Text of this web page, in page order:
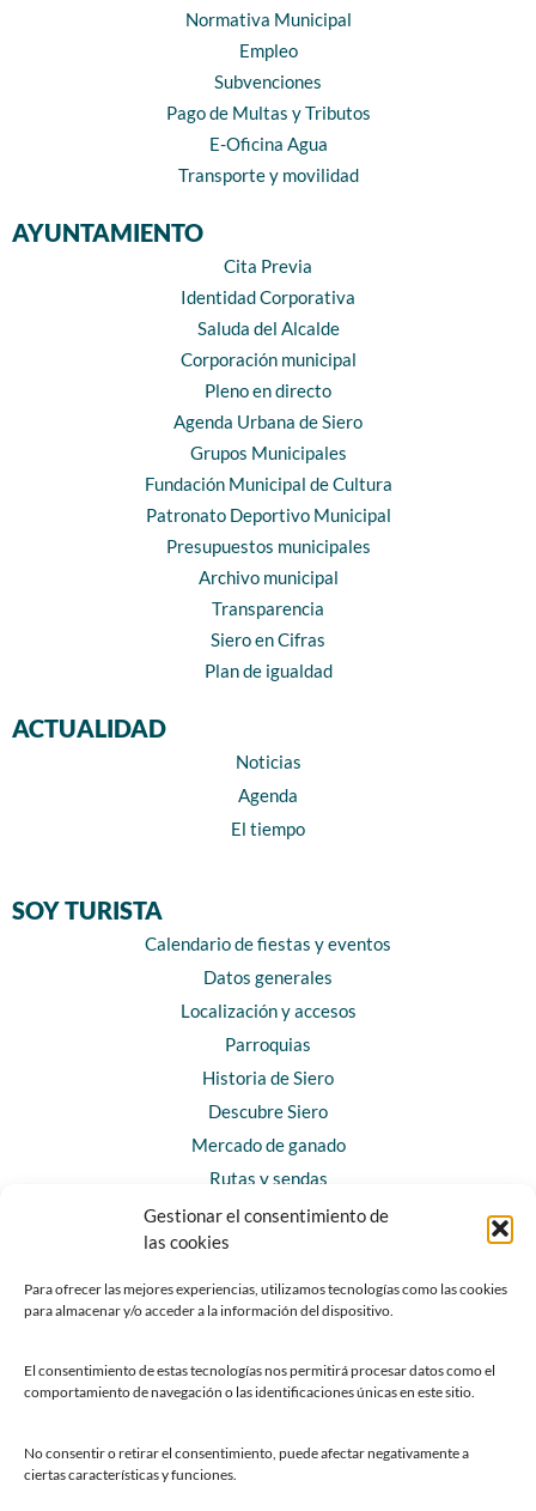
Gestionar el consentimiento de
las cookies
Para ofrecer las mejores experiencias, utilizamos tecnologías como las cookies
para almacenar y/o acceder a la información del dispositivo.
El consentimiento de estas tecnologías nos permitirá procesar datos como el
comportamiento de navegación o las identificaciones únicas en este sitio.
No consentir o retirar el consentimiento, puede afectar negativamente a
ciertas características y funciones.
Normativa Municipal
Empleo
Subvenciones
Pago de Multas y Tributos
E-Oficina Agua
Transporte y movilidad
AYUNTAMIENTO
Cita Previa
Identidad Corporativa
Saluda del Alcalde
Corporación municipal
Pleno en directo
Agenda Urbana de Siero
Grupos Municipales
Fundación Municipal de Cultura
Patronato Deportivo Municipal
Presupuestos municipales
Archivo municipal
Transparencia
Siero en Cifras
Plan de igualdad
ACTUALIDAD
Noticias
Agenda
El tiempo
SOY TURISTA
Calendario de fiestas y eventos
Datos generales
Localización y accesos
Parroquias
Historia de Siero
Descubre Siero
Mercado de ganado
Rutas y sendas
Horarios y contacto
Teléfonos de interés
Chatbot Siero
SEDES ELECTRÓNICAS
Sede del Ayuntamiento de Siero